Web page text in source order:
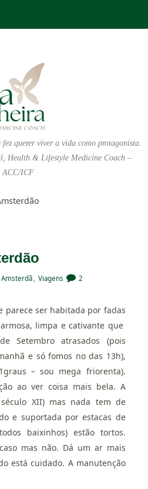
querer viver a vida como protagonista.
Health & Lifestyle Medicine Coach –
ACC/ICF
Amsterdã , Viagens
2
parece ser habitada por fadas
limpa e cativante que
Setembro atrasados (pois
e só fomos no das 13h),
– sou mega friorenta).
ao ver coisa mais bela. A
XII) mas nada tem de
e suportada por estacas de
baixinhos) estão tortos.
mas não. Dá um ar mais
está cuidado. A manutenção